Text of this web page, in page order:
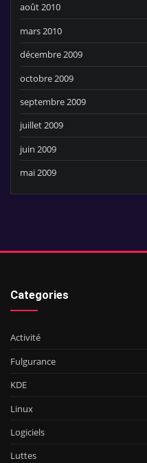
août 2010
mars 2010
décembre 2009
octobre 2009
septembre 2009
juillet 2009
juin 2009
mai 2009
Categories
Activité
Fulgurance
KDE
Linux
Logiciels
Luttes